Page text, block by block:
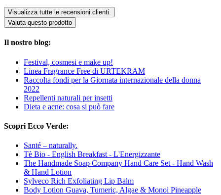
Visualizza tutte le recensioni clienti.
Valuta questo prodotto
Il nostro blog:
Festival, cosmesi e make up!
Linea Fragrance Free di URTEKRAM
Raccolta fondi per la Giornata internazionale della donna
2022
Repellenti naturali per insetti
Dieta e acne: cosa si può fare
Scopri Ecco Verde:
Santé – naturally.
Tè Bio - English Breakfast - L'Energizzante
The Handmade Soap Company Hand Care Set - Hand Wash
& Hand Lotion
Sylveco Rich Exfoliating Lip Balm
Body Lotion Guava, Tumeric, Algae & Monoi Pineapple